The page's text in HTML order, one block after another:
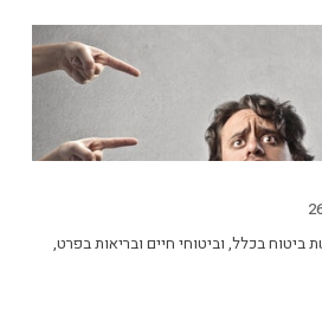
ביטוח בכלל, וביטוחי חיים ובריאות בפרט,